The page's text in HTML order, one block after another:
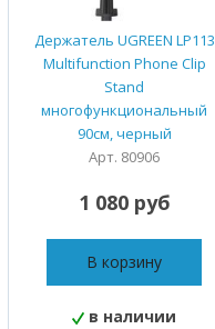
Держатель UGREEN LP113
Multifunction Phone Clip
Stand
многофункциональный
90см, черный
Арт. 80906
1 080 руб
В корзину
в наличии